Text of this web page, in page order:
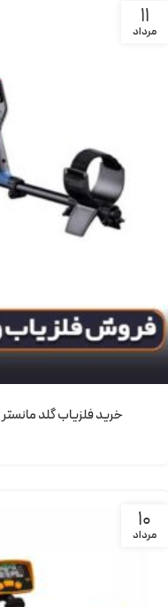
11
مرداد
خرید فلزیاب گلد مانستر 1000؛ هر آنچه باید قبل از خرید بدانید
10
مرداد